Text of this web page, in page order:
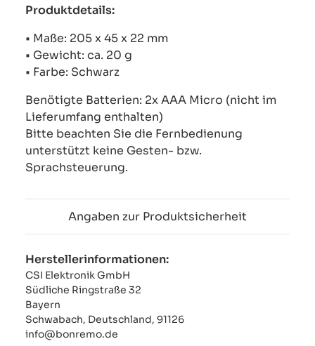
Produktdetails:
• Maße: 205 x 45 x 22 mm
• Gewicht: ca. 20 g
• Farbe: Schwarz
Benötigte Batterien: 2x AAA Micro (nicht im
Lieferumfang enthalten)
Bitte beachten Sie die Fernbedienung
unterstützt keine Gesten- bzw.
Sprachsteuerung.
Angaben zur Produktsicherheit
Herstellerinformationen:
CSI Elektronik GmbH
Südliche Ringstraße 32
Bayern
Schwabach, Deutschland, 91126
info@bonremo.de